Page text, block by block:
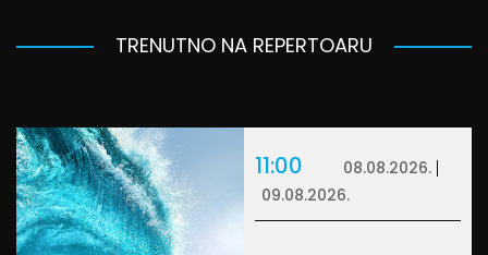
TRENUTNO NA REPERTOARU
11:00
08.08.2026.
09.08.2026.